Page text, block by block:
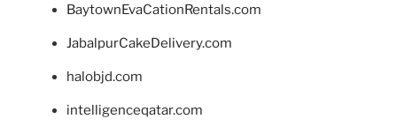
BaytownEvaCationRentals.com
JabalpurCakeDelivery.com
halobjd.com
intelligenceqatar.com